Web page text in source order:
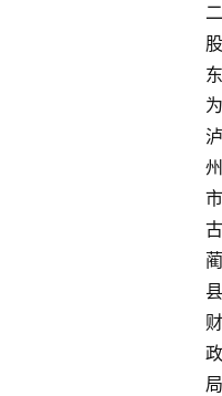
二
股
东
为
泸
州
市
古
蔺
县
财
政
局